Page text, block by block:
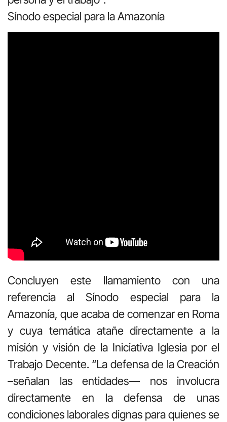
Sínodo especial para la Amazonía
Concluyen este llamamiento con una
referencia al Sínodo especial para la
Amazonía, que acaba de comenzar en Roma
y cuya temática atañe directamente a la
misión y visión de la Iniciativa Iglesia por el
Trabajo Decente. “La defensa de la Creación
–señalan las entidades— nos involucra
directamente en la defensa de unas
condiciones laborales dignas para quienes se